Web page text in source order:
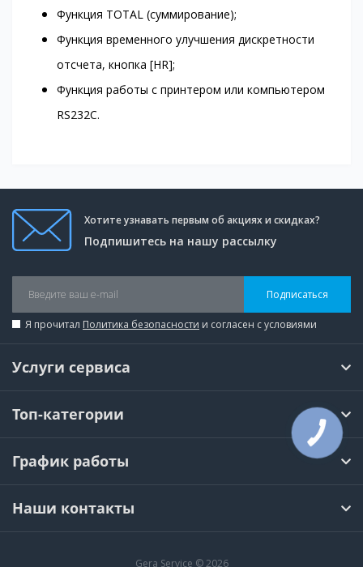
Функция TOTAL (суммирование);
Функция временного улучшения дискретности
отсчета, кнопка [HR];
Функция работы с принтером или компьютером
RS232C.
Хотите узнавать первым об акциях и скидках?
Подпишитесь на нашу рассылку
Подписаться
Я прочитал Политика безопасности и согласен с условиями
Услуги сервиса
Топ-категории
График работы
Наши контакты
Gera Service © 2026
КНОПКА
СВЯЗИ